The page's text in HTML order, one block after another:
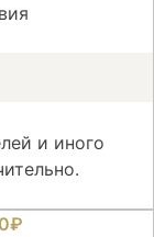
и иного